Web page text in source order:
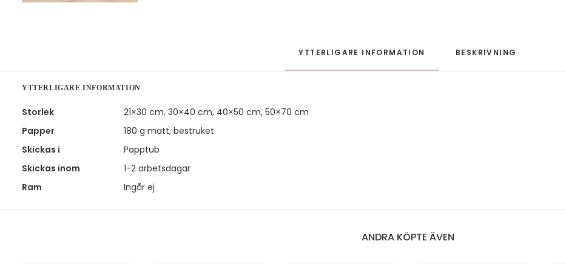
YTTERLIGARE INFORMATION BESKRIVNING
YTTERLIGARE INFORMATION
Storlek
21×30 cm, 30×40 cm, 40×50 cm, 50×70 cm
Papper
180 g matt, bestruket
Skickas i
Papptub
Skickas inom
1-2 arbetsdagar
Ram
Ingår ej
ANDRA KÖPTE ÄVEN